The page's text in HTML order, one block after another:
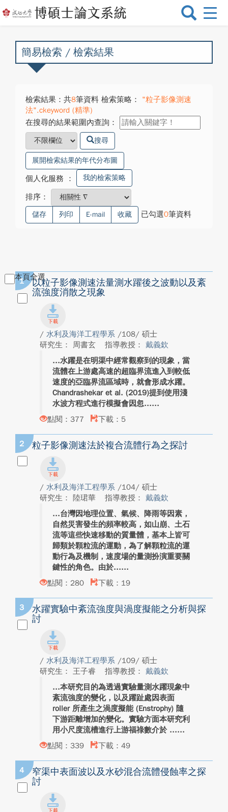
選
換
簡易檢索 / 檢索結果
檢索結果：共8筆資料 檢索策略：
"粒子影像測速
法".ckeyword (精準)
在搜尋的結果範圍內查詢：
搜尋
展開檢索結果的年代分布圖
個人化服務 ： 我的檢索策略
排序：
儲存 列印 E-mail 收藏 已勾選0筆資料
本頁全選
1
以粒子影像測速法量測水躍後之波動以及紊
流強度消散之現象
/ 水利及海洋工程學系 /108/ 碩士
研究生： 周書玄
指導教授： 戴義欽
水躍是在明渠中經常觀察到的現象，當
流體在上游處高速的超臨界流進入到較低
速度的亞臨界流區域時，就會形成水躍。
Chandrashekar et al. (2019)提到使用淺
水波方程式進行模擬會因忽...
點閱：377
下載：5
2 粒子影像測速法於複合流體行為之探討
/ 水利及海洋工程學系 /104/ 碩士
研究生： 陸珺華
指導教授： 戴義欽
台灣因地理位置、氣候、降雨等因素，
自然災害發生的頻率較高，如山崩、土石
流等這些快速移動的質量體，基本上皆可
歸類於顆粒流的運動，為了解顆粒流的運
動行為及機制，速度場的量測扮演重要關
鍵性的角色。由於...
點閱：280
下載：19
3
水躍實驗中紊流強度與渦度擬能之分析與探
討
/ 水利及海洋工程學系 /109/ 碩士
研究生： 王子睿
指導教授： 戴義欽
本研究目的為透過實驗量測水躍現象中
紊流強度的變化，以及躍趾處因表面
roller 所產生之渦度擬能 (Enstrophy) 隨
下游距離增加的變化。實驗方面本研究利
用小尺度流槽進行上游福祿數介於 ...
點閱：339
下載：49
4
窄渠中表面波以及水砂混合流體侵蝕率之探
討